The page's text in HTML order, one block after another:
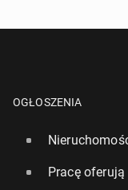
OGŁOSZENIA
Pracę oferują